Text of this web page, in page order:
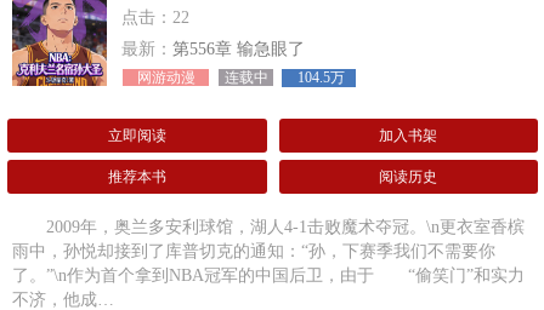
点击：22
最新： 第556章 输急眼了
网游动漫 连载中 104.5万
立即阅读 加入书架
推荐本书 阅读历史
2009年，奥兰多安利球馆，湖人4-1击败魔术夺冠。\n更衣室香槟
雨中，孙悦却接到了库普切克的通知：“孙，下赛季我们不需要你
了。”\n作为首个拿到NBA冠军的中国后卫，由于 “偷笑门”和实力
不济，他成…